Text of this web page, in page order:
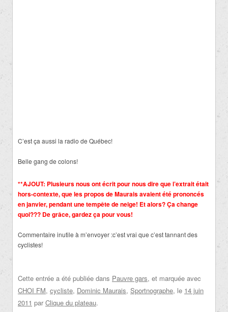
C’est ça aussi la radio de Québec!
Belle gang de colons!
**AJOUT: Plusieurs nous ont écrit pour nous dire que l’extrait était
hors-contexte, que les propos de Maurais avaient été prononcés
en janvier, pendant une tempête de neige! Et alors? Ça change
quoi??? De grâce, gardez ça pour vous!
Commentaire inutile à m’envoyer :c’est vrai que c’est tannant des
cyclistes!
Cette entrée a été publiée dans Pauvre gars, et marquée avec
CHOI FM, cycliste, Dominic Maurais, Sportnographe, le 14 juin
2011 par Clique du plateau.